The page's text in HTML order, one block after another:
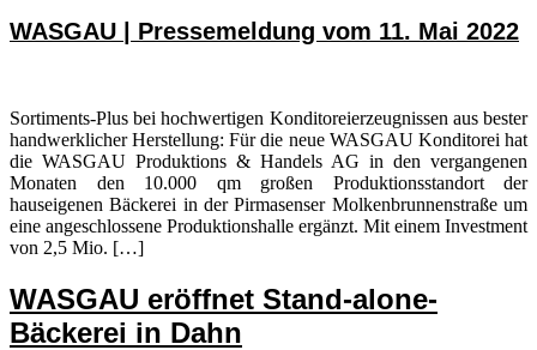
WASGAU | Pressemeldung vom 11. Mai 2022
Sortiments-Plus bei hochwertigen Konditoreierzeugnissen aus bester
handwerklicher Herstellung: Für die neue WASGAU Konditorei hat
die WASGAU Produktions & Handels AG in den vergangenen
Monaten den 10.000 qm großen Produktionsstandort der
hauseigenen Bäckerei in der Pirmasenser Molkenbrunnenstraße um
eine angeschlossene Produktionshalle ergänzt. Mit einem Investment
von 2,5 Mio. […]
WASGAU eröffnet Stand-alone-
Bäckerei in Dahn